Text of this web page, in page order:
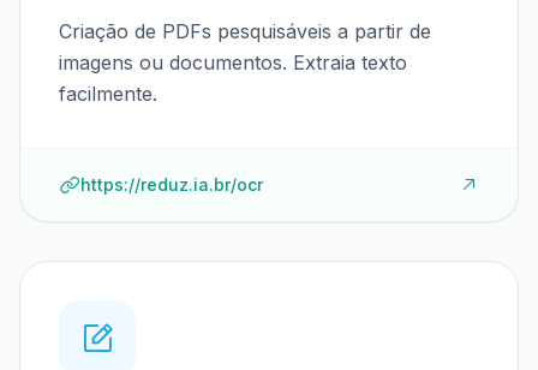
Criação de PDFs pesquisáveis a partir de
imagens ou documentos. Extraia texto
facilmente.
https://reduz.ia.br/ocr